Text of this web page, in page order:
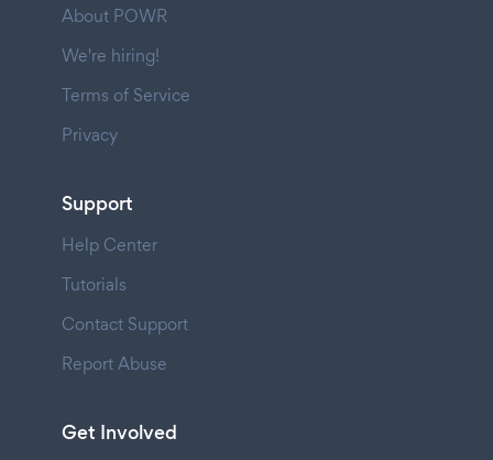
About POWR
We're hiring!
Terms of Service
Privacy
Support
Help Center
Tutorials
Contact Support
Report Abuse
Get Involved